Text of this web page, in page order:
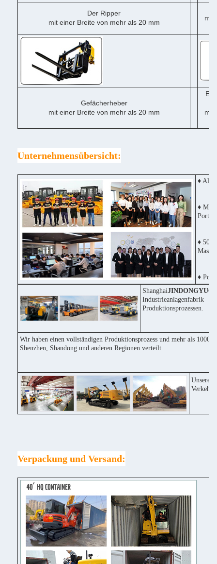
Der Ripper
mit einer Breite von mehr als 20 mm
mit
Gefächerheber
mit einer Breite von mehr als 20 mm
mit
Unternehmensübersicht:
♦ Alle
♦
♦ 50%
♦
ShanghaiJINDONGYU
Produktionsprozessen.
Wir haben einen vollständigen Produktionsprozess und mehr als 1000
Shenzhen, Shandong und anderen Regionen verteilt
Unsere
Verpackung und Versand: